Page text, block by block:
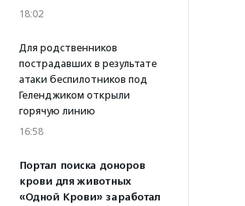
18:02
Для родственников
пострадавших в результате
атаки беспилотников под
Геленджиком открыли
горячую линию
16:58
Портал поиска доноров
крови для животных
«Одной Крови» заработал